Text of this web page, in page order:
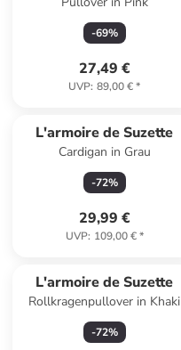
-69%
27,49 €
UVP: 89,00 €*
L'armoire de Suzette
Cardigan in Grau
-72%
29,99 €
UVP: 109,00 €*
L'armoire de Suzette
Rollkragenpullover in Khaki
-72%